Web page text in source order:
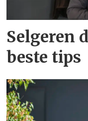
Selgeren
beste tips